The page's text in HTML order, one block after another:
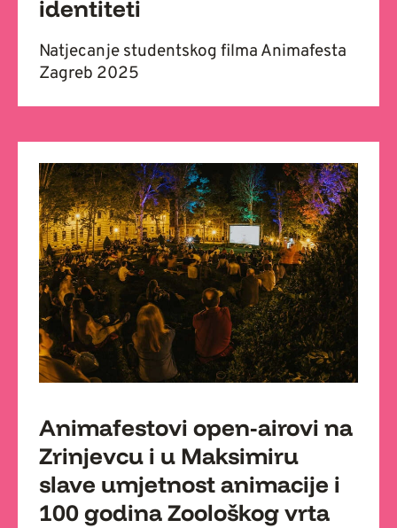
identiteti
Natjecanje studentskog filma Animafesta
Zagreb 2025
Animafestovi open-airovi na
Zrinjevcu i u Maksimiru
slave umjetnost animacije i
100 godina Zoološkog vrta